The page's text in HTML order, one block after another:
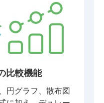
比較機能
円グラフ、散布図